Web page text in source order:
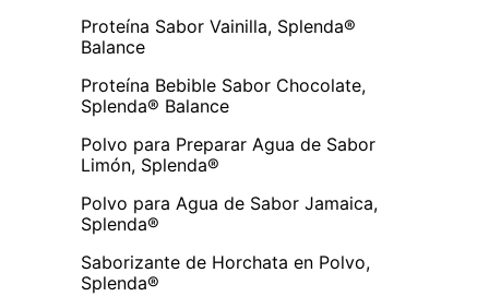
Proteína Sabor Vainilla, Splenda®
Balance
Proteína Bebible Sabor Chocolate,
Splenda® Balance
Polvo para Preparar Agua de Sabor
Limón, Splenda®
Polvo para Agua de Sabor Jamaica,
Splenda®
Saborizante de Horchata en Polvo,
Splenda®